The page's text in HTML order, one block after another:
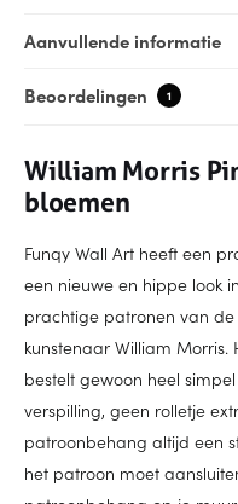
Aanvullende informatie
Beoordelingen 1
William Morris
bloemen
Funqy Wall Art heeft een
een nieuwe en hippe look
prachtige patronen van
kunstenaar William
bestelt gewoon heel
verspilling, geen rolletje
patroonbehang altijd een
het patroon moet